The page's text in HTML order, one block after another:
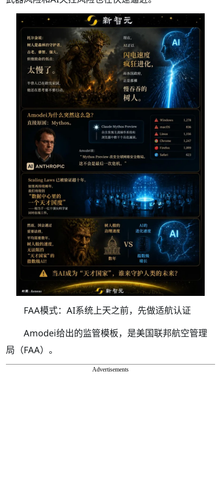
FAA模式：AI系统上天之前，先做适航认证
Amodei给出的监管模板，是美国联邦航空管理
局（FAA）。
Advertisements